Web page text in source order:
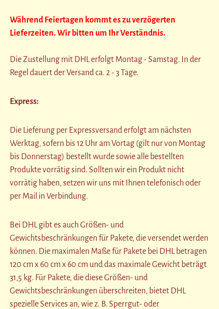
Während Feiertagen kommt es zu verzögerten
Lieferzeiten. Wir bitten um Ihr Verständnis.
Die Zustellung mit DHL erfolgt Montag - Samstag. In der
Regel dauert der Versand ca. 2 - 3 Tage.
Express:
Die Lieferung per Expressversand erfolgt am nächsten
Werktag, sofern bis 12 Uhr am Vortag (gilt nur von Montag
bis Donnerstag) bestellt wurde sowie alle bestellten
Produkte vorrätig sind. Sollten wir ein Produkt nicht
vorrätig haben, setzen wir uns mit Ihnen telefonisch oder
per Mail in Verbindung.
Bei DHL gibt es auch Größen- und
Gewichtsbeschränkungen für Pakete, die versendet werden
können. Die maximalen Maße für Pakete bei DHL betragen
120 cm x 60 cm x 60 cm und das maximale Gewicht beträgt
31,5 kg. Für Pakete, die diese Größen- und
Gewichtsbeschränkungen überschreiten, bietet DHL
spezielle Services an, wie z. B. Sperrgut- oder